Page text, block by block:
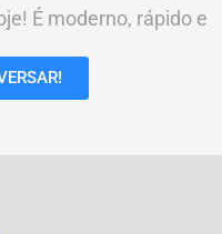
É moderno, rápido e